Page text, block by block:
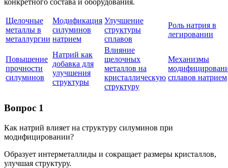
конкретного состава и оборудования.
Щелочные
металлы в
металлургии
Модификация
силуминов
натрием
Улучшение
структуры
сплавов
Роль натрия в
легировании
Повышение
прочности
силуминов
Натрий как
добавка для
улучшения
структуры
Влияние
щелочных
металлов на
кристаллическую
структуру
Механизмы
сплавов натрием
Вопрос 1
Как натрий влияет на структуру силуминов при
модифицировании?
Образует интерметаллиды и сокращает размеры кристаллов,
улучшая структуру.